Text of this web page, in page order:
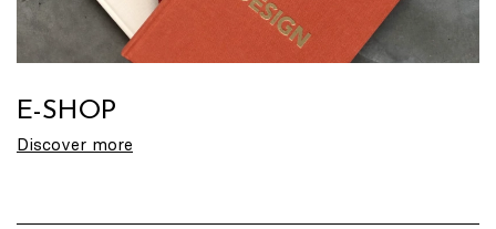
E-SHOP
Discover more